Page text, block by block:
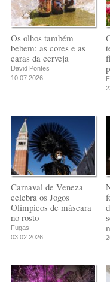
Os olhos também
bebem: as cores e as
caras da cerveja
David Pontes
10.07.2026
Carnaval de Veneza
celebra os Jogos
Olímpicos de máscara
no rosto
Fugas
03.02.2026